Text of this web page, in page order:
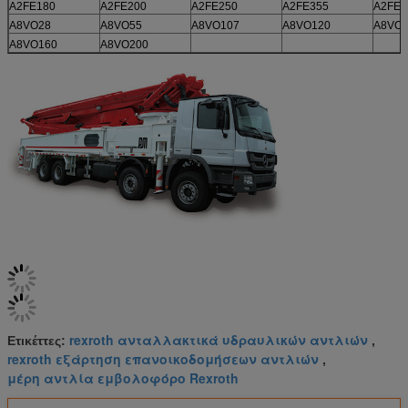
A2FE180
A2FE200 A2FE250 A2FE355
A8VO28
A8VO55 A8VO107 A8VO120
A8VO160
A8VO200
Ετικέττες: rexroth ανταλλακτικά υδραυλικών αντλιών ,
rexroth εξάρτηση επανοικοδομήσεων αντλιών ,
μέρη αντλία εμβολοφόρο Rexroth